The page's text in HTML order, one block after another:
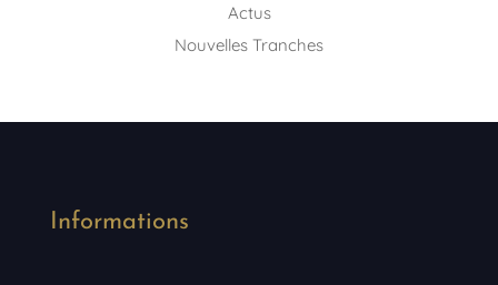
Actus
Nouvelles Tranches
Informations